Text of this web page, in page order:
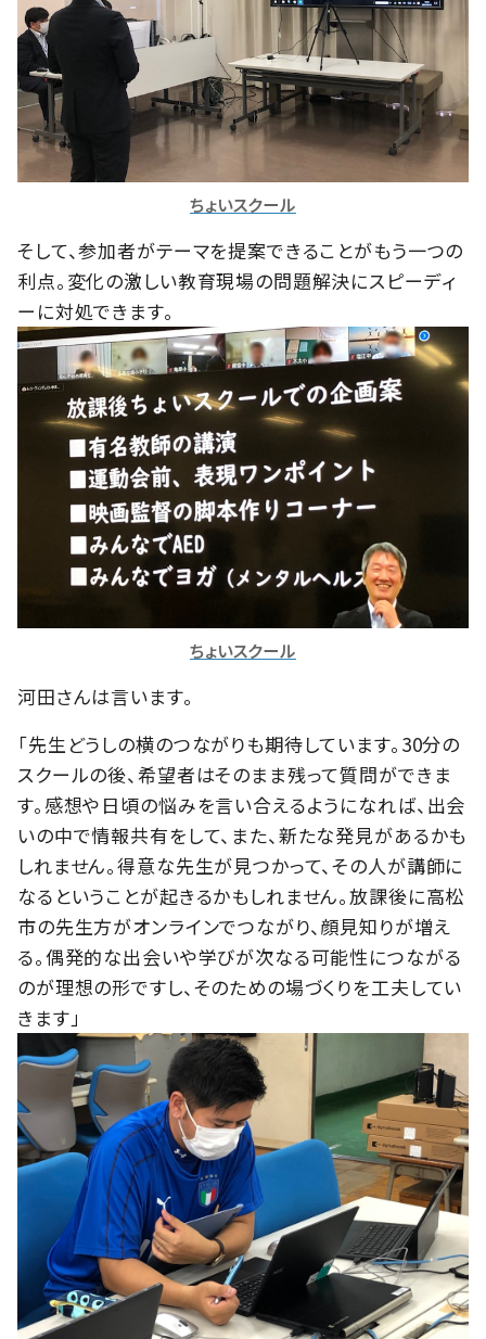
ちょいスクール
そして、参加者がテーマを提案できることがもう一つの
利点。変化の激しい教育現場の問題解決にスピーディ
ーに対処できます。
ちょいスクール
河田さんは言います。
「先生どうしの横のつながりも期待しています。30分の
スクールの後、希望者はそのまま残って質問ができま
す。感想や日頃の悩みを言い合えるようになれば、出会
いの中で情報共有をして、また、新たな発見があるかも
しれません。得意な先生が見つかって、その人が講師に
なるということが起きるかもしれません。放課後に高松
市の先生方がオンラインでつながり、顔見知りが増え
る。偶発的な出会いや学びが次なる可能性につながる
のが理想の形ですし、そのための場づくりを工夫してい
きます」